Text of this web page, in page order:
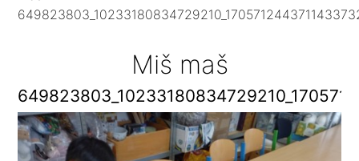
Miš maš